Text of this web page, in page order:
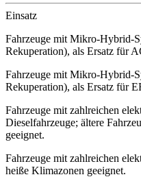
Einsatz
Fahrzeuge mit Mikro-Hybrid-
Rekuperation), als Ersatz für
Fahrzeuge mit Mikro-Hybrid-
Rekuperation), als Ersatz für
Fahrzeuge mit zahlreichen
Dieselfahrzeuge; ältere
geeignet.
Fahrzeuge mit zahlreichen
heiße Klimazonen geeignet.